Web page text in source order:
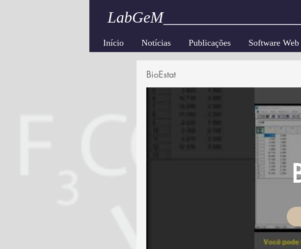
Início Notícias Publicações Software Web
BioEstat